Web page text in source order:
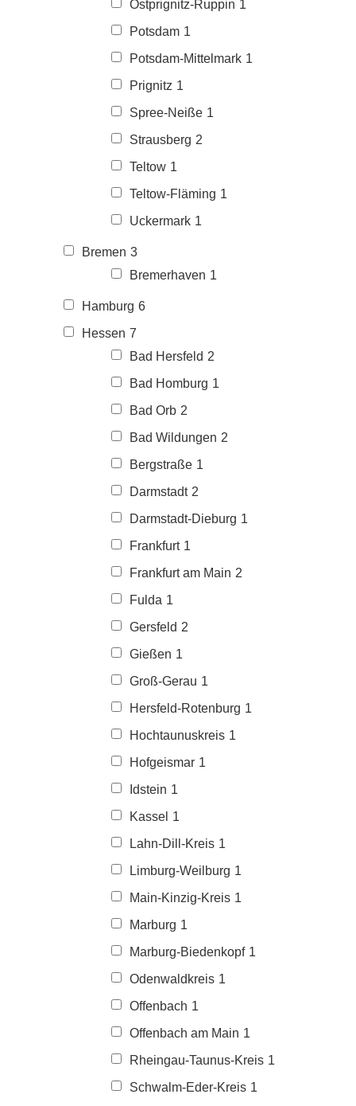
Ostprignitz-Ruppin 1
Potsdam 1
Potsdam-Mittelmark 1
Prignitz 1
Spree-Neiße 1
Strausberg 2
Teltow 1
Teltow-Fläming 1
Uckermark 1
Bremen 3
Bremerhaven 1
Hamburg 6
Hessen 7
Bad Hersfeld 2
Bad Homburg 1
Bad Orb 2
Bad Wildungen 2
Bergstraße 1
Darmstadt 2
Darmstadt-Dieburg 1
Frankfurt 1
Frankfurt am Main 2
Fulda 1
Gersfeld 2
Gießen 1
Groß-Gerau 1
Hersfeld-Rotenburg 1
Hochtaunuskreis 1
Hofgeismar 1
Idstein 1
Kassel 1
Lahn-Dill-Kreis 1
Limburg-Weilburg 1
Main-Kinzig-Kreis 1
Marburg 1
Marburg-Biedenkopf 1
Odenwaldkreis 1
Offenbach 1
Offenbach am Main 1
Rheingau-Taunus-Kreis 1
Schwalm-Eder-Kreis 1